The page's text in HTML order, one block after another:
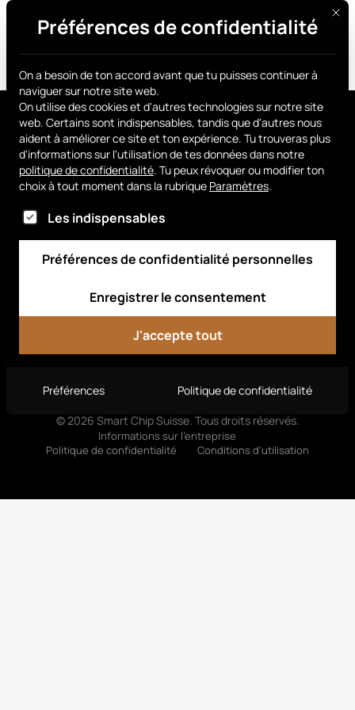
Procure-toi le tien
Smart Chip Procure-toi le tien
Vendre avec nous
Salle de presse
© 2026 Smart Chip Suisse. Tous droits réservés.
Informations sur l'entreprise
Politique de confidentialité
Conditions d'utilisation
Ce
Préférences de confidentialité
On a besoin de ton accord avant que tu puisses continuer à
naviguer sur notre site web.
On utilise des cookies et d'autres technologies sur notre site
web. Certains sont indispensables, tandis que d'autres nous
aident à améliorer ce site et ton expérience. Tu trouveras plus
d'informations sur l'utilisation de tes données dans notre
politique de confidentialité. Tu peux révoquer ou modifier ton
choix à tout moment dans la rubrique Paramètres.
Voici la liste des groupes de services pour
Les indispensables
Préférences de confidentialité personnelles
Enregistrer le consentement
J'accepte tout
Préférences Politique de confidentialité